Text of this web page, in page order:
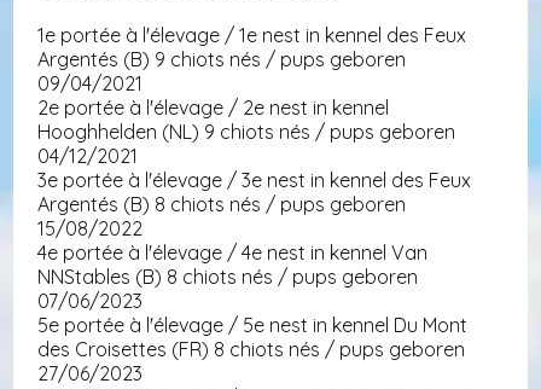
1e portée à l'élevage / 1e nest in kennel des Feux
Argentés (B) 9 chiots nés / pups geboren
09/04/2021
2e portée à l'élevage / 2e nest in kennel
Hooghhelden (NL) 9 chiots nés / pups geboren
04/12/2021
3e portée à l'élevage / 3e nest in kennel des Feux
Argentés (B) 8 chiots nés / pups geboren
15/08/2022
4e portée à l'élevage / 4e nest in kennel Van
NNStables (B) 8 chiots nés / pups geboren
07/06/2023
5e portée à l'élevage / 5e nest in kennel Du Mont
des Croisettes (FR) 8 chiots nés / pups geboren
27/06/2023